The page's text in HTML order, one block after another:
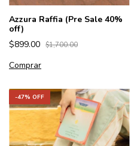
Azzura Raffia (Pre Sale 40%
off)
$899.00 $1,700.00
Comprar
-47% OFF